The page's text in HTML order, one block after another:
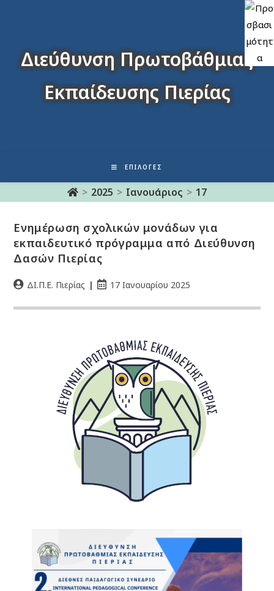
Διεύθυνση Πρωτοβάθμιας
Εκπαίδευσης Πιερίας
ΕΠΙΛΟΓΈΣ
> 2025 > Ιανουάριος > 17
Ενημέρωση σχολικών μονάδων για
εκπαιδευτικό πρόγραμμα από Διεύθυνση
Δασών Πιερίας
ΔΙ.Π.Ε. Πιερίας 17 Ιανουαρίου 2025